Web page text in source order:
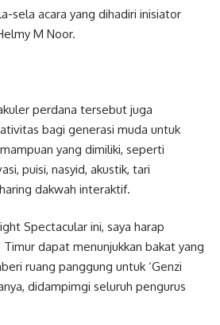
sela acara yang dihadiri inisiator
M Noor.
perdana tersebut juga
bagi generasi muda untuk
yang dimiliki, seperti
puisi, nasyid, akustik, tari
dakwah interaktif.
Spectacular ini, saya harap
dapat menunjukkan bakat yang
ruang panggung untuk ‘Genzi
didampimgi seluruh pengurus